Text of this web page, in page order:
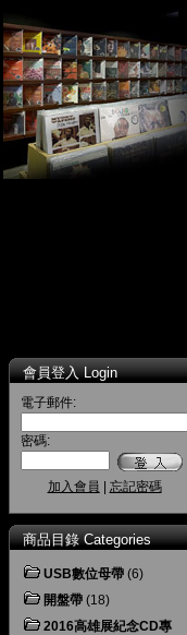
會員登入 Login
電子郵件:
密碼:
加入會員 忘記密碼
商品目錄 Categories
USB數位母帶 (6)
開盤帶 (18)
2016高雄展紀念CD專